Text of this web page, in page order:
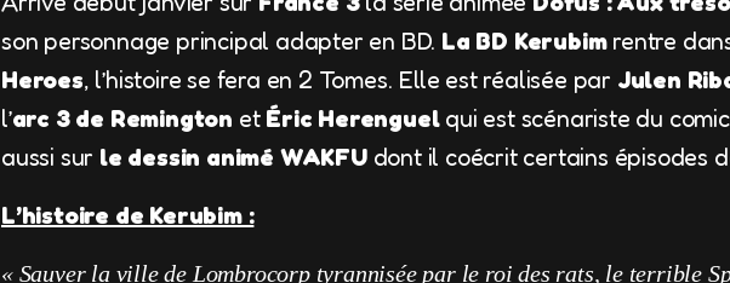
son personnage principal adapter en BD. La BD Kerubimrentre
Heroes, l’histoire se fera en 2 Tomes. Elle est réalisée par Julen
l’arc 3 de Remington et Éric Herenguelqui est scénariste du comic
aussi sur le dessin animé WAKFUdont il coécrit certains épisodes
L’histoire de Kerubim :
« Sauver la ville de Lombrocorp tyrannisée par le roi des rats, le terrible